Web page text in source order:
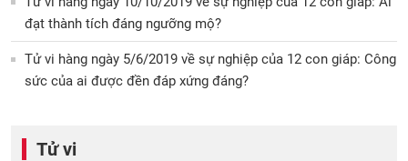
đạt thành tích đáng ngưỡng mộ?
Tử vi hàng ngày 5/6/2019 về sự nghiệp của 12 con giáp: Công
sức của ai được đền đáp xứng đáng?
Tử vi